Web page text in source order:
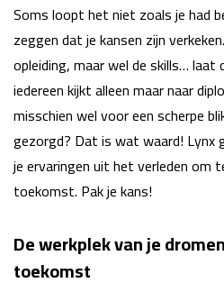
Soms loopt het niet zoals je had
zeggen dat je kansen zijn
opleiding, maar wel de skills… laat
iedereen kijkt alleen maar naar
misschien wel voor een scherpe
gezorgd? Dat is wat waard! Lynx
je ervaringen uit het verleden om
toekomst. Pak je kans!
De werkplek van je
toekomst